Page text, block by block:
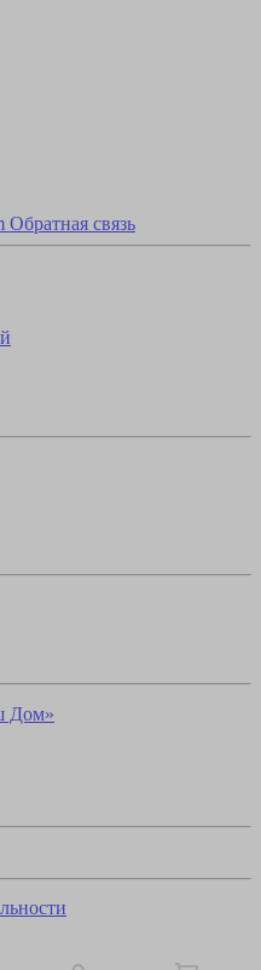
Обратная связь
Дом»